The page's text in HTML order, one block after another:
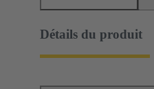
Détails du produit